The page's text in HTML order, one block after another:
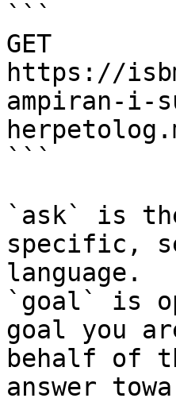
```
GET
https://
ampiran-i-
```
`ask` is
specific,
language.
`goal` is
goal you
behalf of
answer